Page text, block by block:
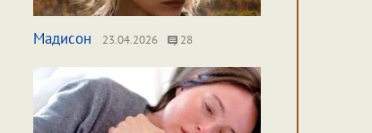
Мадисон 23.04.2026 28